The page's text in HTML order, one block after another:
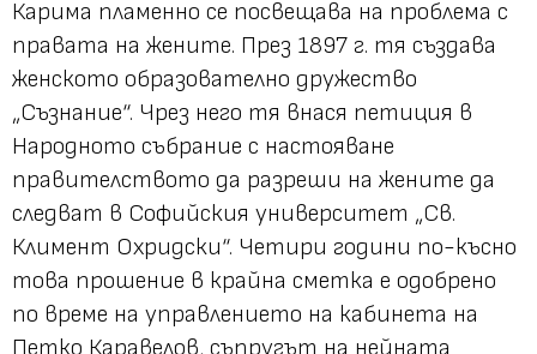
Карима пламенно се посвещава на проблема с
правата на жените. През 1897 г. тя създава
женското образователно дружество
„Съзнание“. Чрез него тя внася петиция в
Народното събрание с настояване
правителството да разреши на жените да
следват в Софийския университет „Св.
Климент Охридски“. Четири години по-късно
това прошение в крайна сметка е одобрено
по време на управлението на кабинета на
Петко Каравелов, съпругът на нейната